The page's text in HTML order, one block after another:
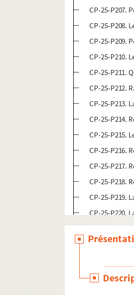
CP-25-P207.
CP-25-P208.
CP-25-P209.
CP-25-P210.
CP-25-P211.
CP-25-P212.
CP-25-P213.
CP-25-P214.
CP-25-P215.
CP-25-P216.
CP-25-P217.
CP-25-P218.
CP-25-P219.
CP-25-P220.
CP-25-P221.
CP-25-P222.
CP-25-P223.
CP-25-P224.
CP-25-